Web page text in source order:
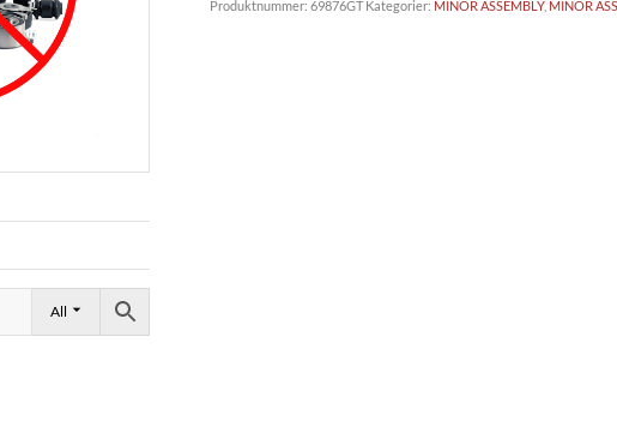
All
Produktnummer:69876GT Kategorier: MINOR ASSEMBLY, MINOR